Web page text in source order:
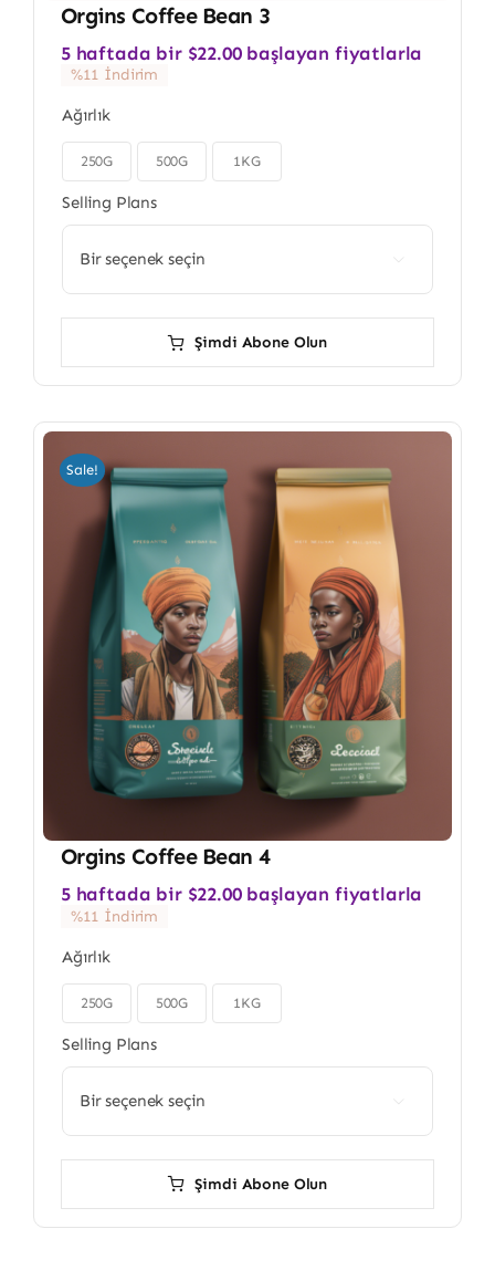
Orgins Coffee Bean 3
5 haftada bir $22.00 başlayan fiyatlarla
%11 İndirim
Ağırlık
250G 500G 1KG
Selling Plans
Şimdi Abone Olun
Sale!
Orgins Coffee Bean 4
5 haftada bir $22.00 başlayan fiyatlarla
%11 İndirim
Ağırlık
250G 500G 1KG
Selling Plans
Şimdi Abone Olun